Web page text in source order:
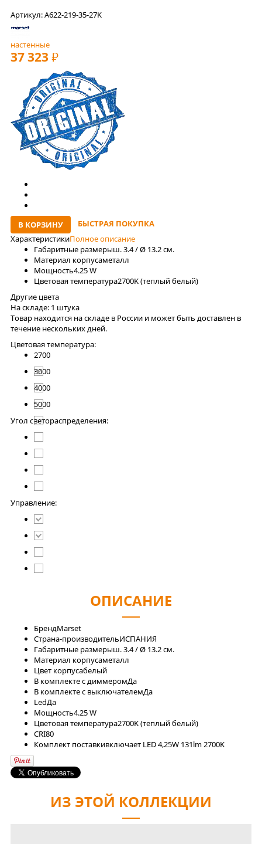
Артикул: A622-219-35-27K
настенные
37 323 РУБ
В КОРЗИНУ
БЫСТРАЯ ПОКУПКА
ХарактеристикиПолное описание
Габаритные размерыш. 3.4 / Ø 13.2 см.
Материал корпусаметалл
Мощность4.25 W
Цветовая температура2700K (теплый белый)
Другие цвета
На складе: 1 штука
Товар находится на складе в России и может быть доставлен в
течение нескольких дней.
Цветовая температура:
2700
3000
4000
5000
Угол светораспределения:
Управление:
ОПИСАНИЕ
БрендMarset
Страна-производительИСПАНИЯ
Габаритные размерыш. 3.4 / Ø 13.2 см.
Материал корпусаметалл
Цвет корпусабелый
В комплекте с диммеромДа
В комплекте с выключателемДа
LedДа
Мощность4.25 W
Цветовая температура2700K (теплый белый)
CRI80
Комплект поставкивключает LED 4,25W 131lm 2700K
ИЗ ЭТОЙ КОЛЛЕКЦИИ